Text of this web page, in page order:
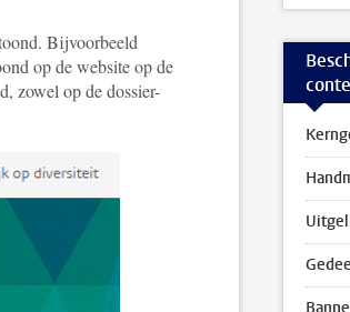
Bijvoorbeeld
op de website op de
zowel op de dossier-